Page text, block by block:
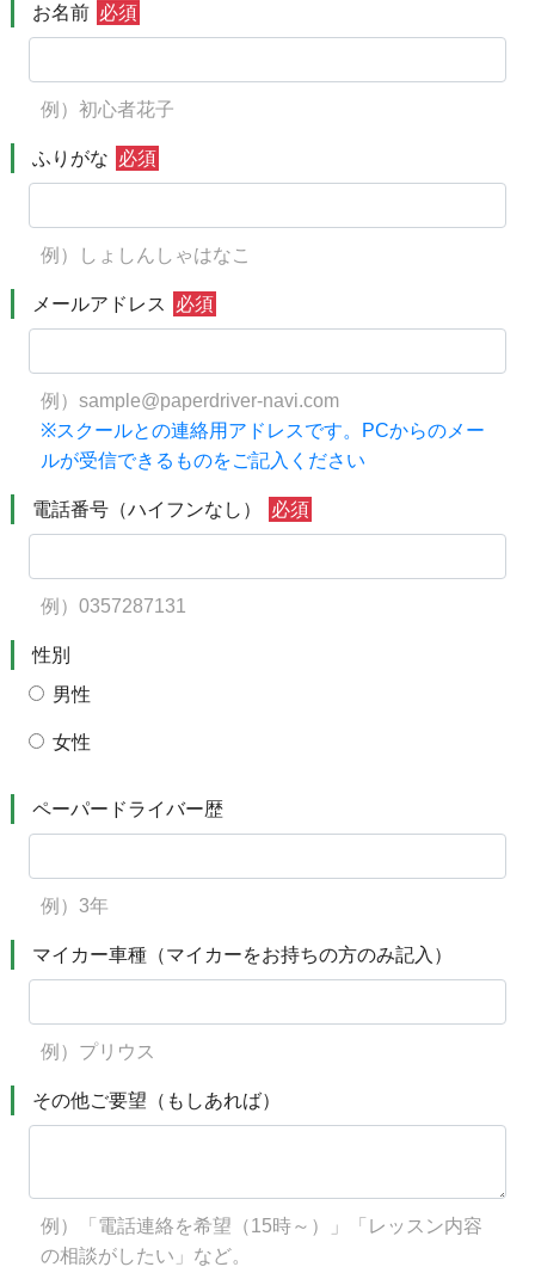
お名前 必須
例）初心者花子
ふりがな 必須
例）しょしんしゃはなこ
メールアドレス 必須
例）sample@paperdriver-navi.com
※スクールとの連絡用アドレスです。PCからのメー
ルが受信できるものをご記入ください
電話番号（ハイフンなし） 必須
例）0357287131
性別
男性
女性
ペーパードライバー歴
例）3年
マイカー車種（マイカーをお持ちの方のみ記入）
例）プリウス
その他ご要望（もしあれば）
例）「電話連絡を希望（15時～）」「レッスン内容
の相談がしたい」など。